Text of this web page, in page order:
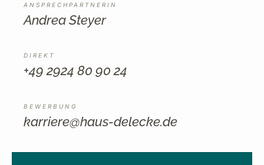
ANSPRECHPARTNERIN
Andrea Steyer
DIREKT
+49 2924 80 90 24
BEWERBUNG
karriere@haus-delecke.de